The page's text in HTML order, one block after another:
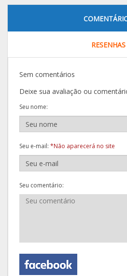
RESENHAS
Sem comentários
Deixe sua avaliação ou
Seu nome:
Seu e-mail: *Não aparecerá no site
Seu comentário: